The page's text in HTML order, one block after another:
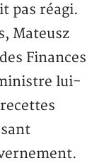
pas réagi.
Mateusz
Finances
lui-